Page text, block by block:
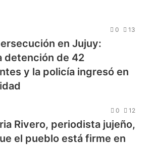
0 13
en Jujuy:
detención de 42
y la policía ingresó en
0 12
Rivero, periodista jujeño,
el pueblo está firme en